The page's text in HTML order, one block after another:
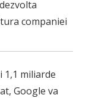
companiei
1,1 miliarde
Google va